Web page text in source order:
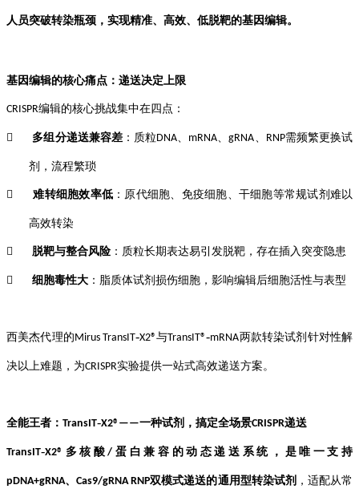
人员突破转染瓶颈，实现精准、高效、低脱靶的基因编辑。
基因编辑的核心痛点：递送决定上限
CRISPR编辑的核心挑战集中在四点：
 多组分递送兼容差：质粒DNA、 mRNA、gRNA、 RNP需频繁更换试
剂，流程繁琐
 难转细胞效率低 ：原代细胞、免疫细胞、干细胞等常规试剂难以
高效转染
 脱靶与整合风险 ：质粒长期表达易引发脱靶，存在插入突变隐患
 细胞毒性大 ：脂质体试剂损伤细胞，影响编辑后细胞活性与表型
西美杰代理的Mirus TransIT‑X2®与TransIT®‑mRNA两款转染试剂针对性解
决以上难题，为CRISPR实验提供一站式高效递送方案。
全能王者： TransIT‑X2®——一种试剂，搞定全场景CRISPR递送
TransIT‑X2® 多核酸/ 蛋白兼容的动态递送系统，是唯一支持
pDNA+gRNA、Cas9/gRNA RNP双模式递送的通用型转染试剂 ，适配从常